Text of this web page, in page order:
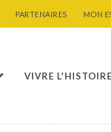
PARTENAIRES MON
VIVRE